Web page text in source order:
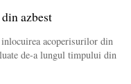
azbest
acoperisurilor din
de-a lungul timpului din